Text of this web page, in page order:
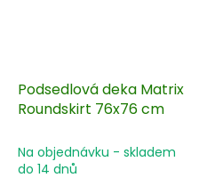
Podsedlová deka Matrix
Roundskirt 76x76 cm
Na objednávku - skladem
do 14 dnů